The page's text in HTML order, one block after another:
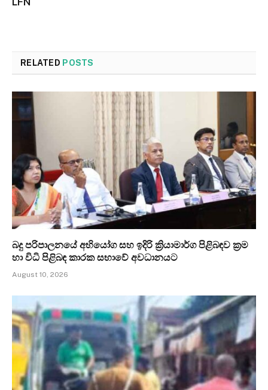
RELATED POSTS
බදු පරිපාලනයේ අභියෝග සහ ඉදිරි ක්‍රියාමාර්ග පිළිබඳව ක්‍රම
හා විධි පිළිබඳ කාරක සභාවේ අවධානයට
August 10, 2026